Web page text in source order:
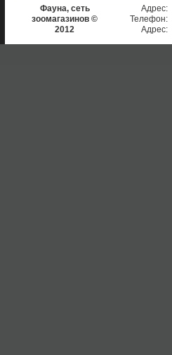
Фауна, сеть
зоомагазинов ©
2012
Адрес:
Телефон:
Адрес: